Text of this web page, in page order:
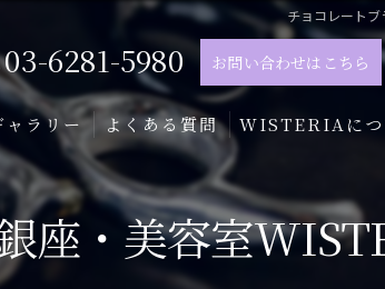
チョコレートブ
03-6281-5980 お問い合わせはこちら
ャラリー よくある質問 WISTERIAにつ
髪質改善
トリートメント
座・美容室